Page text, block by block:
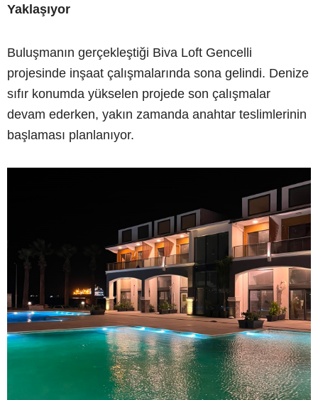
Yaklaşıyor
Buluşmanın gerçekleştiği Biva Loft Gencelli
projesinde inşaat çalışmalarında sona gelindi. Denize
sıfır konumda yükselen projede son çalışmalar
devam ederken, yakın zamanda anahtar teslimlerinin
başlaması planlanıyor.